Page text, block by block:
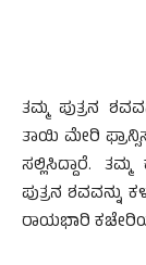
ತಮ್ಮ ಪುತ್ರನ
ತಾಯಿ ಮೇರಿ
ಸಲ್ಲಿಸಿದ್ದಾರೆ.
ಪುತ್ರನ ಶವವನ್ನು
ರಾಯಭಾರಿ